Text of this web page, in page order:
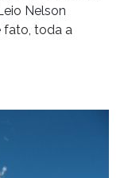
Nelson
fato, toda a